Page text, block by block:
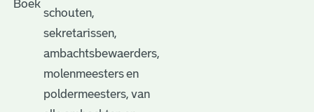
schouten,
sekretarissen,
ambachtsbewaerders,
molenmeesters en
poldermeesters, van